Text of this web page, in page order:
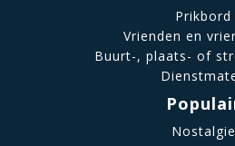
Prikbord
Vrienden en
Buurt-, plaats- of
Nostalgie